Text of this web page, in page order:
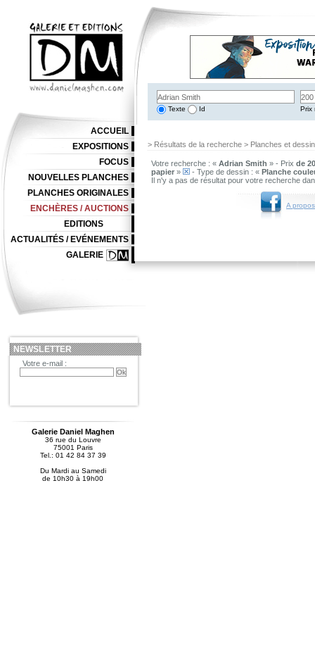
Texte Id Prix
> Résultats de la recherche > Planches et
Votre recherche : « Adrian Smith » - Prix de
papier » - Type de dessin : « Planche
Il n'y a pas de résultat pour votre recherche
A
ACCUEIL
EXPOSITIONS
FOCUS
NOUVELLES PLANCHES
PLANCHES ORIGINALES
ENCHÈRES / AUCTIONS
EDITIONS
ACTUALITÉS / EVÉNEMENTS
GALERIE
NEWSLETTER
Votre e-mail :
Galerie Daniel Maghen
36 rue du Louvre
75001 Paris
Tel.: 01 42 84 37 39
Du Mardi au Samedi
de 10h30 à 19h00